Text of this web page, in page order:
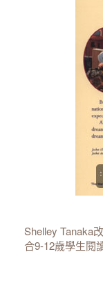
Shelley Tanaka
合9-12歲學生閱